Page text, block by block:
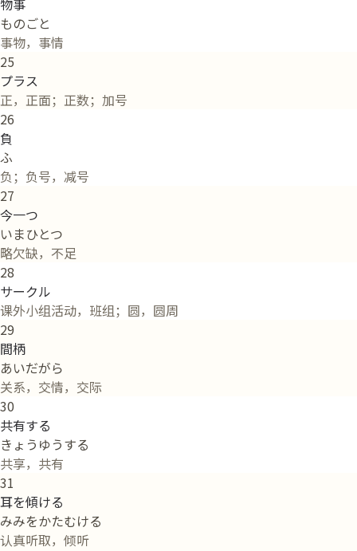
物事
ものごと
事物，事情
25
プラス
正，正面；正数；加号
26
負
ふ
负；负号，减号
27
今一つ
いまひとつ
略欠缺，不足
28
サークル
课外小组活动，班组；圆，圆周
29
間柄
あいだがら
关系，交情，交际
30
共有する
きょうゆうする
共享，共有
31
耳を傾ける
みみをかたむける
认真听取，倾听